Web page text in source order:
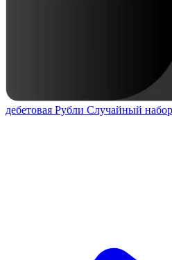
дебетовая Рубли Случайный